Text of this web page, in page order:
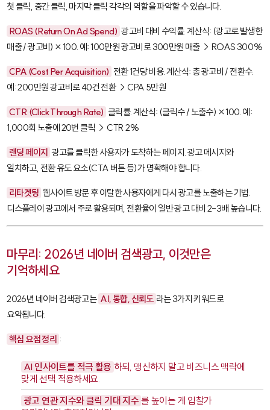
첫 클릭, 중간 클릭, 마지막 클릭 각각의 역할을 파악할 수 있습니다.
ROAS (Return On Ad Spend) 광고비 대비 수익률. 계산식: (광고로 발생한
매출 / 광고비) × 100. 예: 100만원 광고비로 300만원 매출 → ROAS 300%
CPA (Cost Per Acquisition) 전환 1건당 비용. 계산식: 총 광고비 / 전환수.
예: 200만원 광고비로 40건 전환 → CPA 5만원
CTR (Click Through Rate) 클릭률. 계산식: (클릭수 / 노출수) × 100. 예:
1,000회 노출에 20번 클릭 → CTR 2%
랜딩 페이지 광고를 클릭한 사용자가 도착하는 페이지. 광고 메시지와
일치하고, 전환 유도 요소(CTA 버튼 등)가 명확해야 합니다.
리타겟팅 웹사이트 방문 후 이탈한 사용자에게 다시 광고를 노출하는 기법.
디스플레이 광고에서 주로 활용되며, 전환율이 일반 광고 대비 2-3배 높습니다.
마무리: 2026년 네이버 검색광고, 이것만은
기억하세요
2026년 네이버 검색광고는 AI, 통합, 신뢰도 라는 3가지 키워드로
요약됩니다.
핵심 요점 정리 :
AI 인사이트를 적극 활용 하되, 맹신하지 말고 비즈니스 맥락에
맞게 선택 적용하세요.
광고 연관 지수와 클릭 기대 지수 를 높이는 게 입찰가